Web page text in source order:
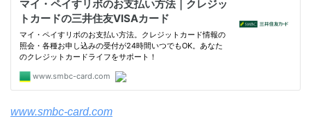
www.smbc-card.com